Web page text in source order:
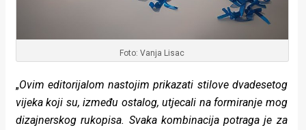
Foto: Vanja Lisac
„Ovim editorijalom nastojim prikazati stilove dvadesetog
vijeka koji su, između ostalog, utjecali na formiranje mog
dizajnerskog rukopisa. Svaka kombinacija potraga je za